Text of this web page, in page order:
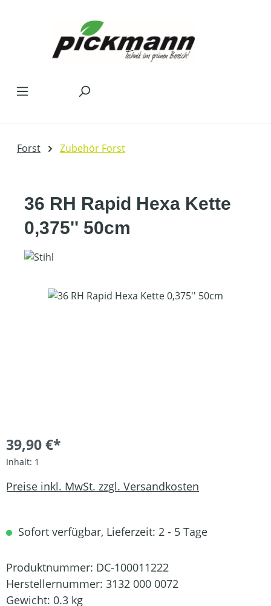
Forst Zubehör Forst
36 RH Rapid Hexa Kette
0,375'' 50cm
Bildergalerie überspringen
39,90 €*
Inhalt: 1
Preise inkl. MwSt. zzgl. Versandkosten
Sofort verfügbar, Lieferzeit: 2 - 5 Tage
Produktnummer: DC-100011222
Herstellernummer: 3132 000 0072
Gewicht: 0.3 kg